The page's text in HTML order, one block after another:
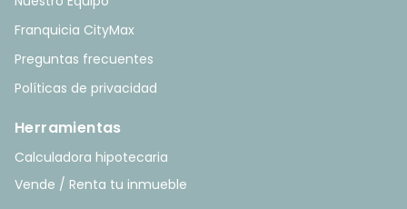
Franquicia CityMax
Preguntas frecuentes
Políticas de privacidad
Herramientas
Calculadora hipotecaria
Vende / Renta tu inmueble